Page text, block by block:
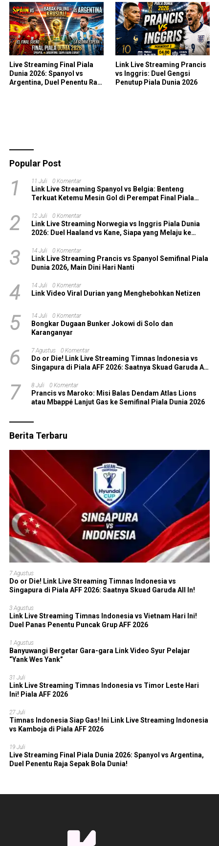
Live Streaming Final Piala
Dunia 2026: Spanyol vs
Argentina, Duel Penentu Raja
Link Live Streaming Prancis
vs Inggris: Duel Gengsi
Penutup Piala Dunia 2026
Popular Post
1 11 Juli 0 Komentar
Link Live Streaming Spanyol vs Belgia: Benteng
Terkuat Ketemu Mesin Gol di Perempat Final Piala
2 12 Juli 0 Komentar
Link Live Streaming Norwegia vs Inggris Piala Dunia
2026: Duel Haaland vs Kane, Siapa yang Melaju ke
3 14 Juli 0 Komentar
Link Live Streaming Prancis vs Spanyol Semifinal Piala
Dunia 2026, Main Dini Hari Nanti
4 14 Juli 0 Komentar
Link Video Viral Durian yang Menghebohkan Netizen
5 14 Juli 0 Komentar
Bongkar Dugaan Bunker Jokowi di Solo dan
Karanganyar
6 7 Agustus 0 Komentar
Do or Die! Link Live Streaming Timnas Indonesia vs
Singapura di Piala AFF 2026: Saatnya Skuad Garuda All
7 8 Juli 0 Komentar
Prancis vs Maroko: Misi Balas Dendam Atlas Lions
atau Mbappé Lanjut Gas ke Semifinal Piala Dunia 2026
Berita Terbaru
7 Agustus
Do or Die! Link Live Streaming Timnas Indonesia vs
Singapura di Piala AFF 2026: Saatnya Skuad Garuda All In!
3 Agustus
Link Live Streaming Timnas Indonesia vs Vietnam Hari Ini!
Duel Panas Penentu Puncak Grup AFF 2026
1 Agustus
Banyuwangi Bergetar Gara-gara Link Video Syur Pelajar
“Yank Wes Yank”
31 Juli
Link Live Streaming Timnas Indonesia vs Timor Leste Hari
Ini! Piala AFF 2026
27 Juli
Timnas Indonesia Siap Gas! Ini Link Live Streaming Indonesia
vs Kamboja di Piala AFF 2026
19 Juli
Live Streaming Final Piala Dunia 2026: Spanyol vs Argentina,
Duel Penentu Raja Sepak Bola Dunia!